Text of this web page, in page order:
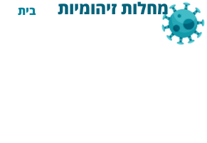
מחלות זיהומיות בית